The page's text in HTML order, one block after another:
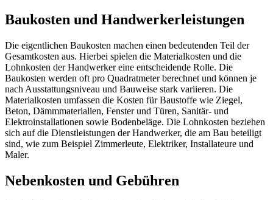
Baukosten und Handwerkerleistungen
Die eigentlichen Baukosten machen einen bedeutenden Teil der
Gesamtkosten aus. Hierbei spielen die Materialkosten und die
Lohnkosten der Handwerker eine entscheidende Rolle. Die
Baukosten werden oft pro Quadratmeter berechnet und können je
nach Ausstattungsniveau und Bauweise stark variieren. Die
Materialkosten umfassen die Kosten für Baustoffe wie Ziegel,
Beton, Dämmmaterialien, Fenster und Türen, Sanitär- und
Elektroinstallationen sowie Bodenbeläge. Die Lohnkosten beziehen
sich auf die Dienstleistungen der Handwerker, die am Bau beteiligt
sind, wie zum Beispiel Zimmerleute, Elektriker, Installateure und
Maler.
Nebenkosten und Gebühren